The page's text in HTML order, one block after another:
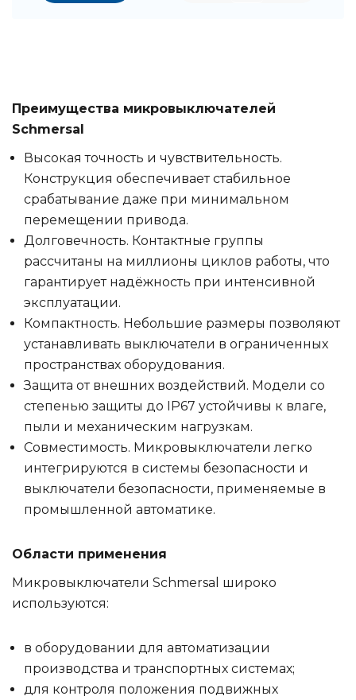
Преимущества микровыключателей
Schmersal
Высокая точность и чувствительность.
Конструкция обеспечивает стабильное
срабатывание даже при минимальном
перемещении привода.
Долговечность. Контактные группы
рассчитаны на миллионы циклов работы, что
гарантирует надёжность при интенсивной
эксплуатации.
Компактность. Небольшие размеры позволяют
устанавливать выключатели в ограниченных
пространствах оборудования.
Защита от внешних воздействий. Модели со
степенью защиты до IP67 устойчивы к влаге,
пыли и механическим нагрузкам.
Совместимость. Микровыключатели легко
интегрируются в системы безопасности и
выключатели безопасности, применяемые в
промышленной автоматике.
Области применения
Микровыключатели Schmersal широко
используются:
в оборудовании для автоматизации
производства и транспортных системах;
для контроля положения подвижных